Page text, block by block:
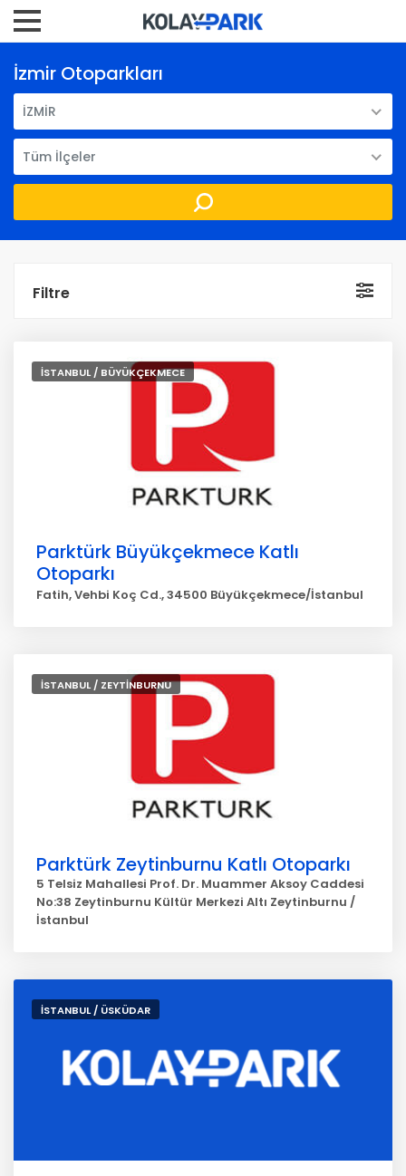
İzmir Otoparkları
İZMİR
Tüm İlçeler
Filtre
İSTANBUL / BÜYÜKÇEKMECE
Parktürk Büyükçekmece Katlı
Otoparkı
Fatih, Vehbi Koç Cd., 34500 Büyükçekmece/İstanbul
İSTANBUL / ZEYTİNBURNU
Parktürk Zeytinburnu Katlı Otoparkı
5 Telsiz Mahallesi Prof. Dr. Muammer Aksoy Caddesi
No:38 Zeytinburnu Kültür Merkezi Altı Zeytinburnu /
İstanbul
İSTANBUL / ÜSKÜDAR